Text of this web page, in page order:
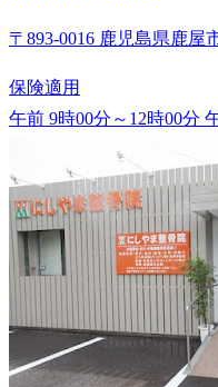
〒893-0016 鹿児島県鹿屋
保険適用
午前 9時00分～12時00分